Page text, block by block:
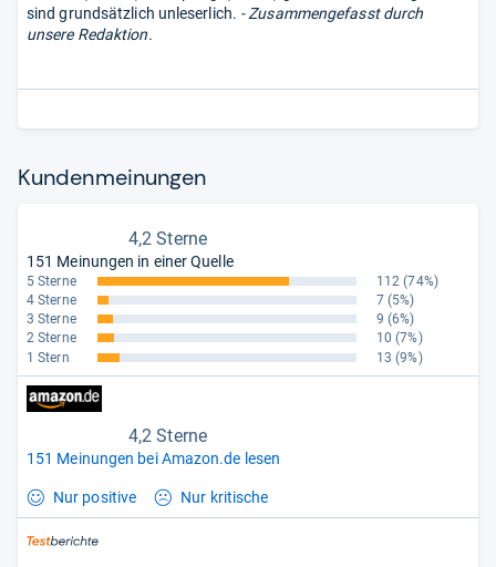
sind grundsätzlich unleserlich. - Zusammengefasst durch
unsere Redaktion.
Kun­den­mei­nun­gen
4,2 Sterne
151 Meinungen in einer Quelle
5 Sterne 112 (74%)
4 Sterne
7 (5%)
3 Sterne
9 (6%)
2 Sterne
10 (7%)
1 Stern
13 (9%)
4,2 Sterne
151 Meinungen bei Amazon.de lesen
Nur positive Nur kritische